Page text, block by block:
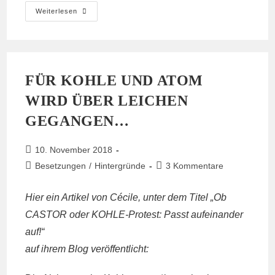
Weiterlesen
Stellungnahme
Zum
FÜR KOHLE UND ATOM
WIRD ÜBER LEICHEN
GEGANGEN…
Beitrag
veröffentlicht:
10. November 2018
Beitrags-
Besetzungen / Hintergründe
Beitrags-
3 Kommentare
Hier ein Artikel von Cécile, unter dem Titel „Ob
CASTOR oder KOHLE-Protest: Passt aufeinander
auf!“
auf ihrem Blog veröffentlicht: